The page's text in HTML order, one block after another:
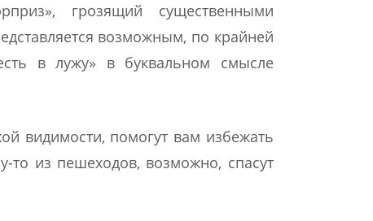
грозящий существенными
возможным, по крайней
в лужу» в буквальном смысле
видимости, помогут вам избежать
то из пешеходов, возможно, спасут